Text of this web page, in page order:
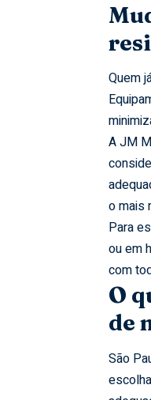
Quem
A JM
o mais
Para
ou em
com
O
de
São